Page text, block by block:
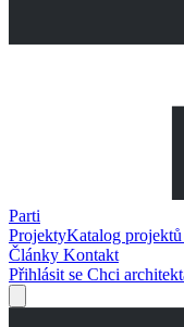
Parti
ProjektyKatalog projektů
Články Kontakt
Přihlásit se Chci